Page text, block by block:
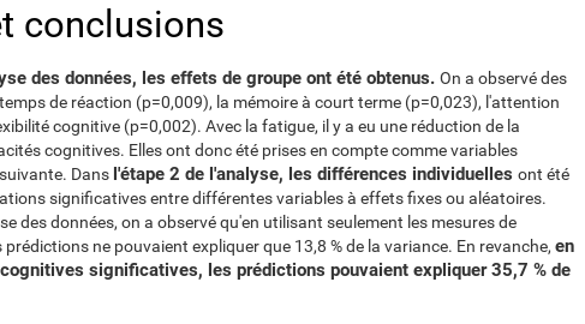
conclusions
des données, les effets de groupe ont été obtenus. On a observé des
de réaction (p=0,009), la mémoire à court terme (p=0,023), l'attention
cognitive (p=0,002). Avec la fatigue, il y a eu une réduction de la
cognitives. Elles ont donc été prises en compte comme variables
Dans l'étape 2 de l'analyse, les différences individuelles ont été
significatives entre différentes variables à effets fixes ou aléatoires.
des données, on a observé qu'en utilisant seulement les mesures de
ne pouvaient expliquer que 13,8 % de la variance. En revanche, en
significatives, les prédictions pouvaient expliquer 35,7 % de